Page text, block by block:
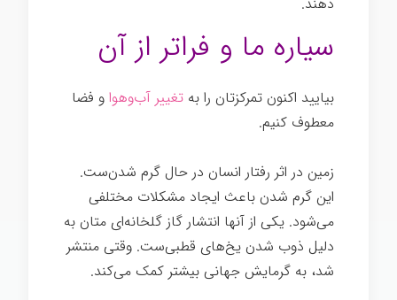
سیاره ما و فراتر از آن
بیایید اکنون تمرکزتان را به تغییر آب‌وهوا و فضا
معطوف کنیم.
زمین در اثر رفتار انسان در حال گرم شدن‌ست.
این گرم شدن باعث ایجاد مشکلات مختلفی
می‌شود. یکی از آنها انتشار گاز گلخانه‌ای متان به
دلیل ذوب شدن یخ‌های قطبی‌ست. وقتی منتشر
شد، به گرمایش جهانی بیشتر کمک می‌کند.